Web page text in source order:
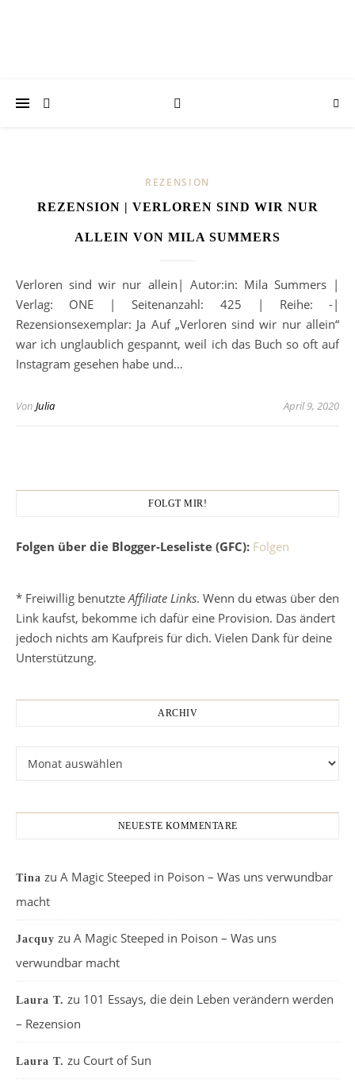
REZENSION
REZENSION | VERLOREN SIND WIR NUR
ALLEIN VON MILA SUMMERS
Verloren sind wir nur allein| Autor:in: Mila Summers |
Verlag: ONE | Seitenanzahl: 425 | Reihe: -|
Rezensionsexemplar: Ja Auf „Verloren sind wir nur allein“
war ich unglaublich gespannt, weil ich das Buch so oft auf
Instagram gesehen habe und…
Von Julia April 9, 2020
FOLGT MIR!
Folgen über die Blogger-Leseliste (GFC): Folgen
* Freiwillig benutzteAffiliate Links. Wenn du etwas über den
Link kaufst, bekomme ich dafür eine Provision. Das ändert
jedoch nichts am Kaufpreis für dich. Vielen Dank für deine
Unterstützung.
ARCHIV
NEUESTE KOMMENTARE
Tina zu A Magic Steeped in Poison – Was uns verwundbar
macht
Jacquy zu A Magic Steeped in Poison – Was uns
verwundbar macht
Laura T. zu 101 Essays, die dein Leben verändern werden
– Rezension
Laura T. zu Court of Sun